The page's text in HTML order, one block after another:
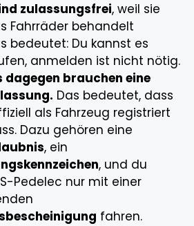
zulassungsfrei, weil sie
Fahrräder behandelt
bedeutet: Du kannst es
anmelden ist nicht nötig.
dagegen brauchen eine
Das bedeutet, dass
als Fahrzeug registriert
Dazu gehören eine
, ein
, und du
Pedelec nur mit einer
fahren.